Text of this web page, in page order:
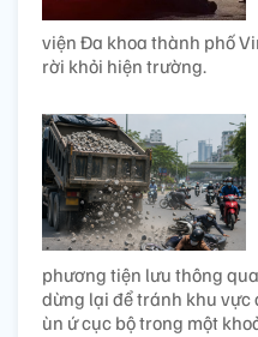
viện Đa khoa thành phố
rời khỏi hiện trường.
phương tiện lưu thông
dừng lại để tránh khu vực
ùn ứ cục bộ trong một